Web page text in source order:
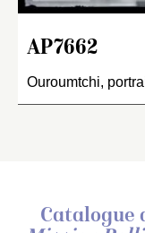
AP7662
Ouroumtchi,
Catalogue